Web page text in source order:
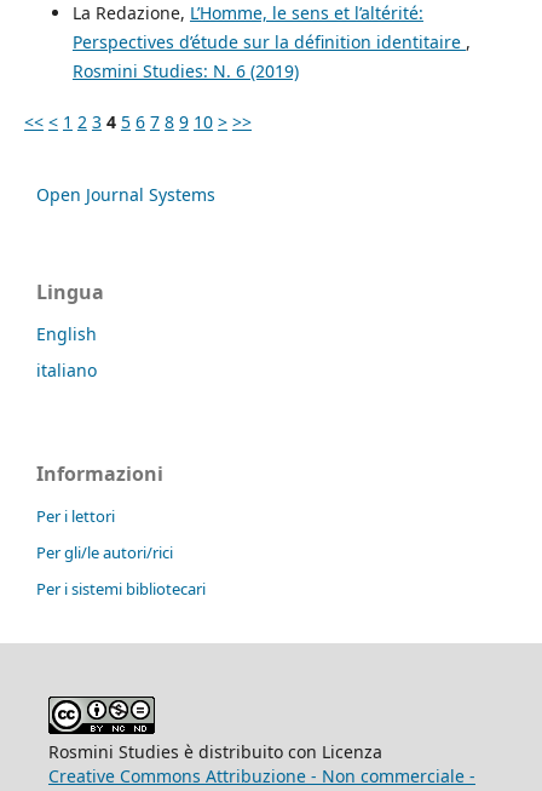
La Redazione, L’Homme, le sens et l’altérité:
Perspectives d’étude sur la définition identitaire ,
Rosmini Studies: N. 6 (2019)
<< < 1 2 3 4 5 6 7 8 9 10 > >>
Open Journal Systems
Lingua
English
italiano
Informazioni
Per i lettori
Per gli/le autori/rici
Per i sistemi bibliotecari
Rosmini Studies è distribuito con Licenza
Creative Commons Attribuzione - Non commerciale -